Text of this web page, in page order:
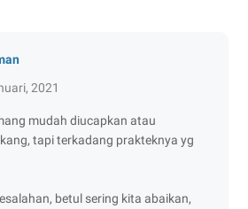
2021
mudah diucapkan atau
tapi terkadang prakteknya yg
betul sering kita abaikan,